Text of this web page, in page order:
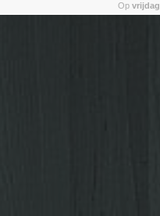
Op vrijdag